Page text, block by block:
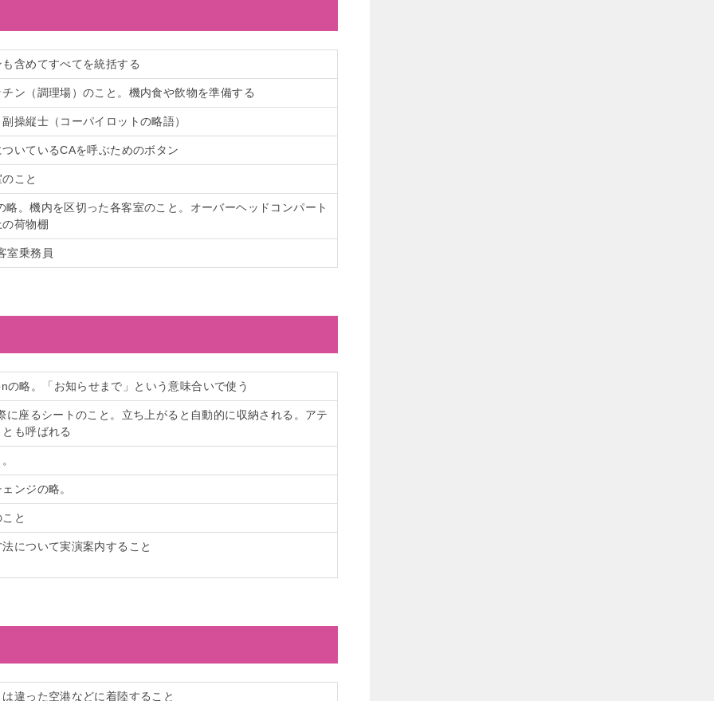
含めてすべてを統括する
ン（調理場）のこと。機内食や飲物を準備する
操縦士（コーパイロットの略語）
いているCAを呼ぶためのボタン
こと
。機内を区切った各客室のこと。オーバーヘッドコンパート
荷物棚
室乗務員
略。「お知らせまで」という意味合いで使う
に座るシートのこと。立ち上がると自動的に収納される。アテ
も呼ばれる
ンジの略。
と
について実演案内すること
違った空港などに着陸すること